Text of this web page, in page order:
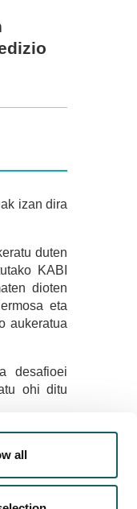
all
izan dira
duten
KABI
dioten
eta
aukeratua
desafioei
ohi ditu